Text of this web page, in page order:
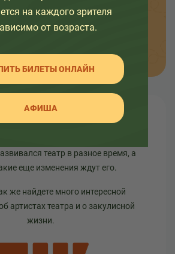
театре
театр в разное время, а
еще изменения ждут его.
же найдете много интересной
артистах театра и о закулисной
жизни.
на каждого зрителя
от возраста.
БИЛЕТЫ ОНЛАЙН
АФИША